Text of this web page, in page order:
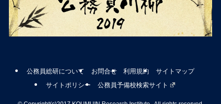
公務員総研について お問合せ 利用規約
サイトマップ
サイトポリシー
公務員予備校検索サイト